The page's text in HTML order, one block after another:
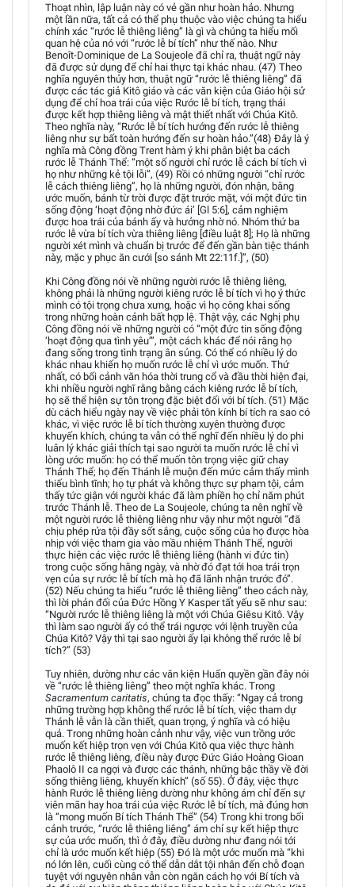
Thoạt nhìn, lập luận này có vẻ gần như hoàn hảo. Nhưng
một lần nữa, tất cả có thể phụ thuộc vào việc chúng ta hiểu
chính xác “rước lễ thiêng liêng” là gì và chúng ta hiểu mối
quan hệ của nó với “rước lễ bí tích” như thế nào. Như
Benoît-Dominique de La Soujeole đã chỉ ra, thuật ngữ này
đã được sử dụng để chỉ hai thực tại khác nhau. (47) Theo
nghĩa nguyên thủy hơn, thuật ngữ “rước lễ thiêng liêng” đã
được các tác giả Kitô giáo và các văn kiện của Giáo hội sử
dụng để chỉ hoa trái của việc Rước lễ bí tích, trạng thái
được kết hợp thiêng liêng và mật thiết nhất với Chúa Kitô.
Theo nghĩa này, “Rước lễ bí tích hướng đến rước lễ thiêng
liêng như sự bất toàn hướng đến sự hoàn hảo.”(48) Đây là ý
nghĩa mà Công đồng Trent hàm ý khi phân biệt ba cách
rước lễ Thánh Thể: “một số người chỉ rước lễ cách bí tích vì
họ như những kẻ tội lỗi”, (49) Rồi có những người “chỉ rước
lễ cách thiêng liêng”, họ là những người, đón nhận, bằng
ước muốn, bánh từ trời được đặt trước mặt, với một đức tin
sống động ‘hoạt động nhờ đức ái’ [Gl 5:6], cảm nghiệm
được hoa trái của bánh ấy và hưởng nhờ nó. Nhóm thứ ba
rước lễ vừa bí tích vừa thiêng liêng [điều luật 8]; Họ là những
người xét mình và chuẩn bị trước để đến gần bàn tiệc thánh
này, mặc y phục ăn cưới [so sánh Mt 22:11f.]”, (50)
Khi Công đồng nói về những người rước lễ thiêng liêng,
không phải là những người kiêng rước lễ bí tích vì họ ý thức
mình có tội trọng chưa xưng, hoặc vì họ công khai sống
trong những hoàn cảnh bất hợp lệ. Thật vậy, các Nghị phụ
Công đồng nói về những người có “một đức tin sống động
‘hoạt động qua tình yêu’”, một cách khác để nói rằng họ
đang sống trong tình trạng ân sủng. Có thể có nhiều lý do
khác nhau khiến họ muốn rước lễ chỉ vì ước muốn. Thứ
nhất, có bối cảnh văn hóa thời trung cổ và đầu thời hiện đại,
khi nhiều người nghĩ rằng bằng cách kiêng rước lễ bí tích,
họ sẽ thể hiện sự tôn trọng đặc biệt đối với bí tích. (51) Mặc
dù cách hiểu ngày nay về việc phải tôn kính bí tích ra sao có
khác, vì việc rước lễ bí tích thường xuyên thường được
khuyến khích, chúng ta vẫn có thể nghĩ đến nhiều lý do phi
luân lý khác giải thích tại sao người ta muốn rước lễ chỉ vì
lòng ước muốn: họ có thể muốn tôn trọng việc giữ chay
Thánh Thể; họ đến Thánh lễ muộn đến mức cảm thấy mình
thiếu bình tĩnh; họ tự phát và không thực sự phạm tội, cảm
thấy tức giận với người khác đã làm phiền họ chỉ năm phút
trước Thánh lễ. Theo de La Soujeole, chúng ta nên nghĩ về
một người rước lễ thiêng liêng như vậy như một người “đã
chịu phép rửa tội đầy sốt sắng, cuộc sống của họ được hòa
nhịp với việc tham gia vào mầu nhiệm Thánh Thể, người
thực hiện các việc rước lễ thiêng liêng (hành vi đức tin)
trong cuộc sống hằng ngày, và nhờ đó đạt tới hoa trái trọn
vẹn của sự rước lễ bí tích mà họ đã lãnh nhận trước đó”.
(52) Nếu chúng ta hiểu “rước lễ thiêng liêng” theo cách này,
thì lời phản đối của Đức Hồng Y Kasper tất yếu sẽ như sau:
“Người rước lễ thiêng liêng là một với Chúa Giêsu Kitô. Vậy
thì làm sao người ấy có thể trái ngược với lệnh truyền của
Chúa Kitô? Vậy thì tại sao người ấy lại không thể rước lễ bí
tích?” (53)
Tuy nhiên, dường như các văn kiện Huấn quyền gần đây nói
về “rước lễ thiêng liêng” theo một nghĩa khác. Trong
Sacramentum caritatis, chúng ta đọc thấy: “Ngay cả trong
những trường hợp không thể rước lễ bí tích, việc tham dự
Thánh lễ vẫn là cần thiết, quan trọng, ý nghĩa và có hiệu
quả. Trong những hoàn cảnh như vậy, việc vun trồng ước
muốn kết hiệp trọn vẹn với Chúa Kitô qua việc thực hành
rước lễ thiêng liêng, điều này được Đức Giáo Hoàng Gioan
Phaolô II ca ngợi và được các thánh, những bậc thầy về đời
sống thiêng liêng, khuyến khích” (số 55). Ở đây, việc thực
hành Rước lễ thiêng liêng dường như không ám chỉ đến sự
viên mãn hay hoa trái của việc Rước lễ bí tích, mà đúng hơn
là “mong muốn Bí tích Thánh Thể” (54) Trong khi trong bối
cảnh trước, “rước lễ thiêng liêng” ám chỉ sự kết hiệp thực
sự của ước muốn, thì ở đây, điều dường như đang nói tới
chỉ là ước muốn kết hiệp (55) Đó là một ước muốn mà “khi
nó lớn lên, cuối cùng có thể dẫn dắt tội nhân đến chỗ đoạn
tuyệt với nguyên nhân vẫn còn ngăn cách họ với Bí tích và